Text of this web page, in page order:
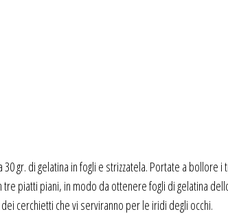
gr. di gelatina in fogli e strizzatela. Portate a bollore
piatti piani, in modo da ottenere fogli di gelatina
cerchietti che vi serviranno per le iridi degli occhi.